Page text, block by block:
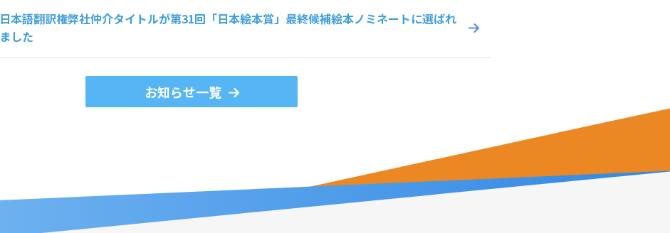
日本語翻訳権弊社仲介タイトルが第31回「日本絵本賞」最終候補絵本ノミネートに選ばれ
ました
お知らせ一覧